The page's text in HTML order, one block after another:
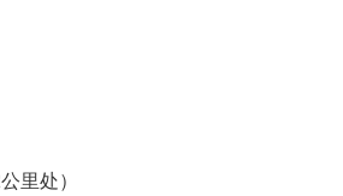
里处）